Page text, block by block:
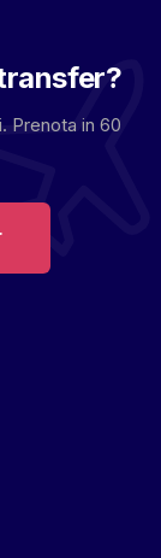
Prenota in 60